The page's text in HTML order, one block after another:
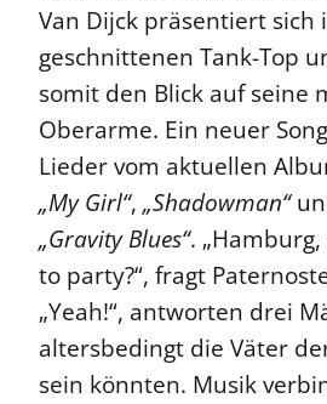
Van Dijck präsentiert sich
geschnittenen Tank-Top
somit den Blick auf seine
Oberarme. Ein neuer
Lieder vom aktuellen
„My Girl“, „Shadowman“
„Gravity Blues“.
to party?“, fragt
„Yeah!“, antworten drei
altersbedingt die Väter
sein könnten. Musik